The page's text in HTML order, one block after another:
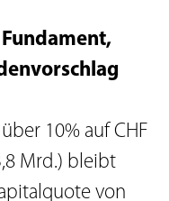
10% auf CHF
Mrd.) bleibt
von